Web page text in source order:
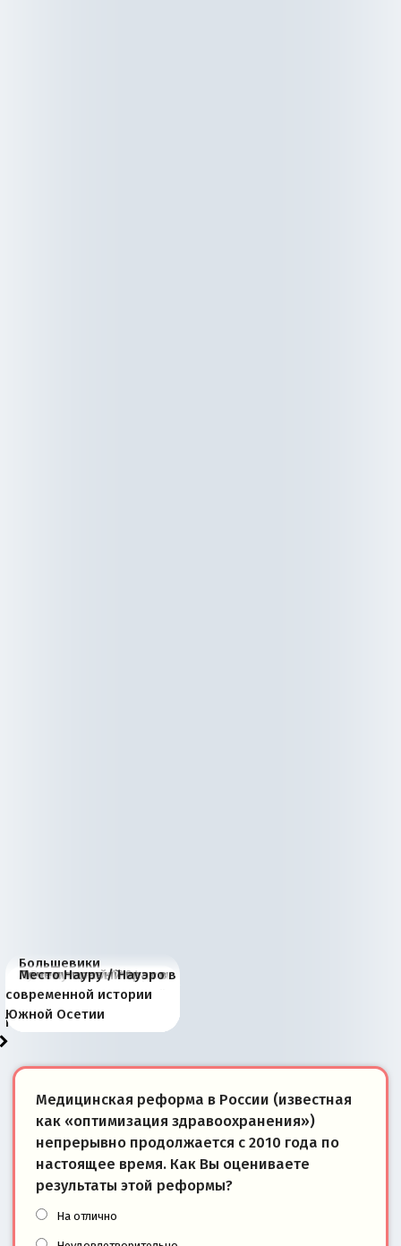
Большевики
отличаются от «Яблока»
тем, что они -
победители
Киевская марионетка
Запада рассказала о
«переобувании» хозяев
В России назрели
перемены: 15 шагов к
суверенной экономике
Миграционный пожар
Европы
Россия начинает
сбрасывать балласт
Анкориджа
Россия зимой 1904
года: первые уступки во
внутренней политике
Русская нация вчера и
сегодня
Почему правый крах в
Варшаве не поможет её
отношениям с Россией?
Место Науру / Науэро в
современной истории
Южной Осетии
Медицинская реформа в России (известная
как «оптимизация здравоохранения»)
непрерывно продолжается с 2010 года по
настоящее время. Как Вы оцениваете
результаты этой реформы?
На отлично